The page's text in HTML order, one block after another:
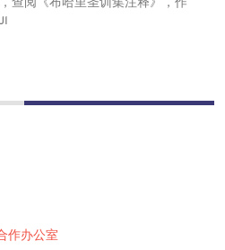
查阅《布哈里圣训集注释》，作
作办公室